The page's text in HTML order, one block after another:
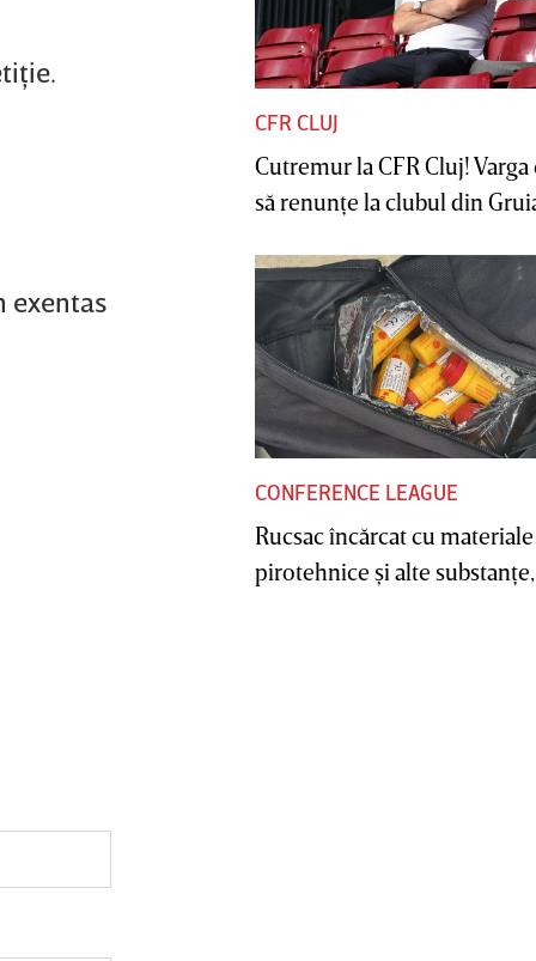
exentas
CFR CLUJ
Cutremur la CFR Cluj! Varga
să renunţe la clubul din
CONFERENCE LEAGUE
Rucsac încărcat cu materiale
pirotehnice şi alte substanţe,